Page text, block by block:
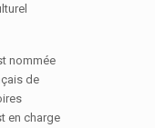
nommée
de
en charge